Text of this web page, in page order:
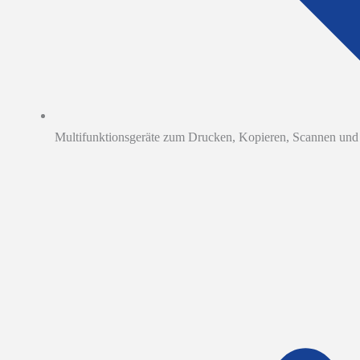
Multifunktionsgeräte zum Drucken, Kopieren, Scannen und